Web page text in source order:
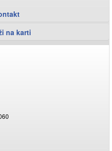
na karti